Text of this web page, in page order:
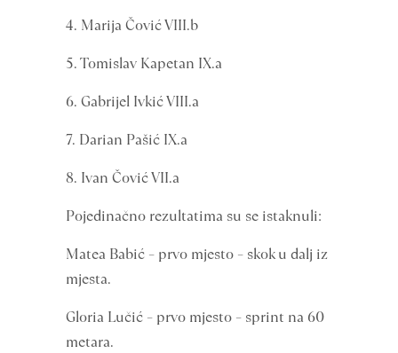
4. Marija Čović VIII.b
5. Tomislav Kapetan IX.a
6. Gabrijel Ivkić VIII.a
7. Darian Pašić IX.a
8. Ivan Čović VII.a
Pojedinačno rezultatima su se istaknuli:
Matea Babić – prvo mjesto – skok u dalj iz
mjesta.
Gloria Lučić – prvo mjesto – sprint na 60
metara.